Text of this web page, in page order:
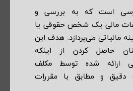
است که به بررسی و
مالی یک شخص حقوقی یا
مالیاتی می‌پردازد. هدف این
حاصل کردن از اینکه
ارائه شده توسط مکلف
دقیق و مطابق با مقررات